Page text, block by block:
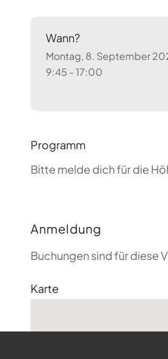
Wann?
Montag, 8. September
9:45 - 17:00
Programm
Bitte melde dich für die
Anmeldung
Buchungen sind für diese
Karte